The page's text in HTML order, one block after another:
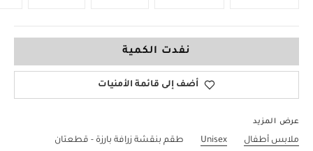
نفدت الكمية
أضف إلى قائمة الأمنيات
عرض المزيد
ملابس أطفال Unisex طقم بنقشة زرافة بارزة - قطعتان